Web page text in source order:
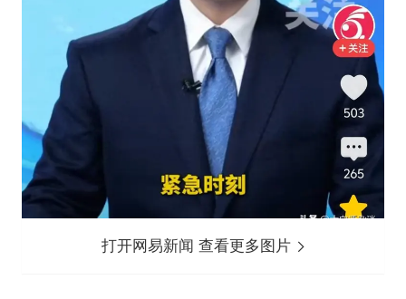
打开网易新闻 查看更多图片